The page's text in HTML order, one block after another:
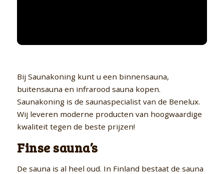
Bij Saunakoning kunt u een binnensauna,
buitensauna en infrarood sauna kopen.
Saunakoning is de saunaspecialist van de Benelux.
Wij leveren moderne producten van hoogwaardige
kwaliteit tegen de beste prijzen!
Finse sauna’s
De sauna is al heel oud. In Finland bestaat de sauna